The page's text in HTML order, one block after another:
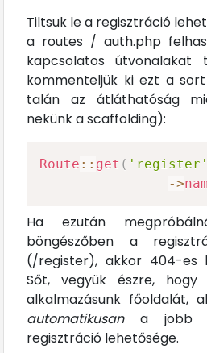
Tiltsuk le a regisztráció
a routes / auth.php
kapcsolatos
kommenteljük ki ezt a
talán az átláthatóság
nekünk a scaffolding):
Route :: get ( 'register'
->
Ha ezután
böngészőben a
(/register), akkor 404-es
Sőt, vegyük észre,
alkalmazásunk főoldalát,
automatikusan a jobb
regisztráció lehetősége.